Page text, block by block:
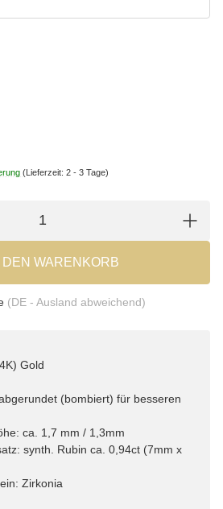
(Lieferzeit: 2 - 3 Tage)
DEN WARENKORB
(DE - Ausland abweichend)
Gold
(bombiert) für besseren
ca. 1,7 mm / 1,3mm
synth. Rubin ca. 0,94ct (7mm x
Zirkonia